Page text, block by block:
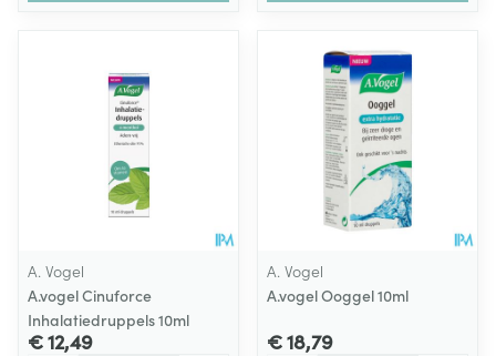
A. Vogel
A.vogel Cinuforce
Inhalatiedruppels 10ml
€ 12,49
A. Vogel
A.vogel Ooggel 10ml
€ 18,79